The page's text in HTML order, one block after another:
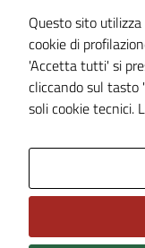
Cookie Policy
Note legali
Dichiarazione di
Piano di
Questo sito
cookie di
'Accetta tutti' si
cliccando sul tasto
soli cookie tecnici.